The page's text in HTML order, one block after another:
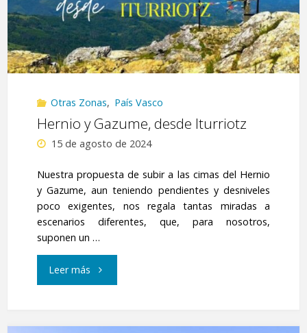
el
GR-
Otras Zonas, País Vasco
Hernio y Gazume, desde Iturriotz
15 de agosto de 2024
Nuestra propuesta de subir a las cimas del Hernio
y Gazume, aun teniendo pendientes y desniveles
poco exigentes, nos regala tantas miradas a
escenarios diferentes, que, para nosotros,
suponen un …
Leer más"Hernio
Gazume,